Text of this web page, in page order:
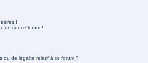
!
sur ce forum !
ou de légalité relatif à ce forum ?